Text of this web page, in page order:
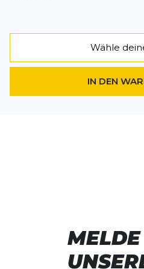
Wähle
IN DEN